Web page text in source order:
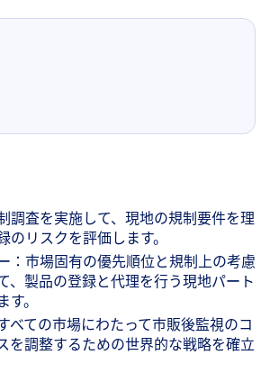
調査を実施して、現地の規制要件を理
のリスクを評価します。
：市場固有の優先順位と規制上の考慮
、製品の登録と代理を行う現地パート
。
べての市場にわたって市販後監視のコ
を調整するための世界的な戦略を確立